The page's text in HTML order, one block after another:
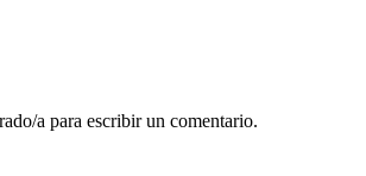
a para escribir un comentario.